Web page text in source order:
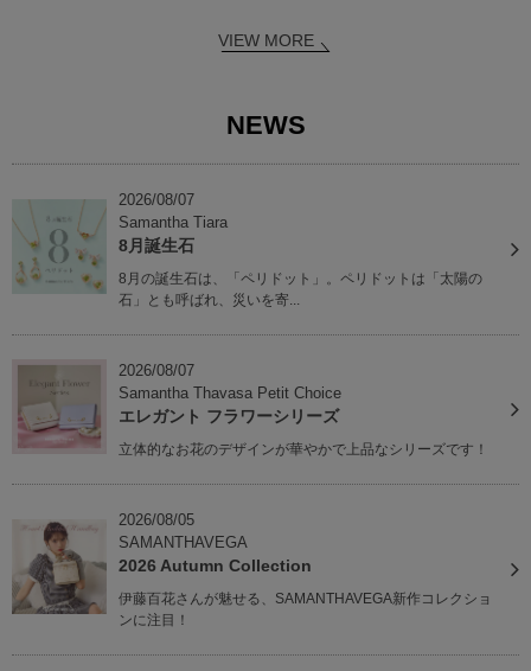
VIEW MORE
NEWS
2026/08/07
Samantha Tiara
8月誕生石
8月の誕生石は、「ペリドット」。ペリドットは「太陽の
石」とも呼ばれ、災いを寄...
2026/08/07
Samantha Thavasa Petit Choice
エレガント フラワーシリーズ
立体的なお花のデザインが華やかで上品なシリーズです！
2026/08/05
SAMANTHAVEGA
2026 Autumn Collection
伊藤百花さんが魅せる、SAMANTHAVEGA新作コレクショ
ンに注目！